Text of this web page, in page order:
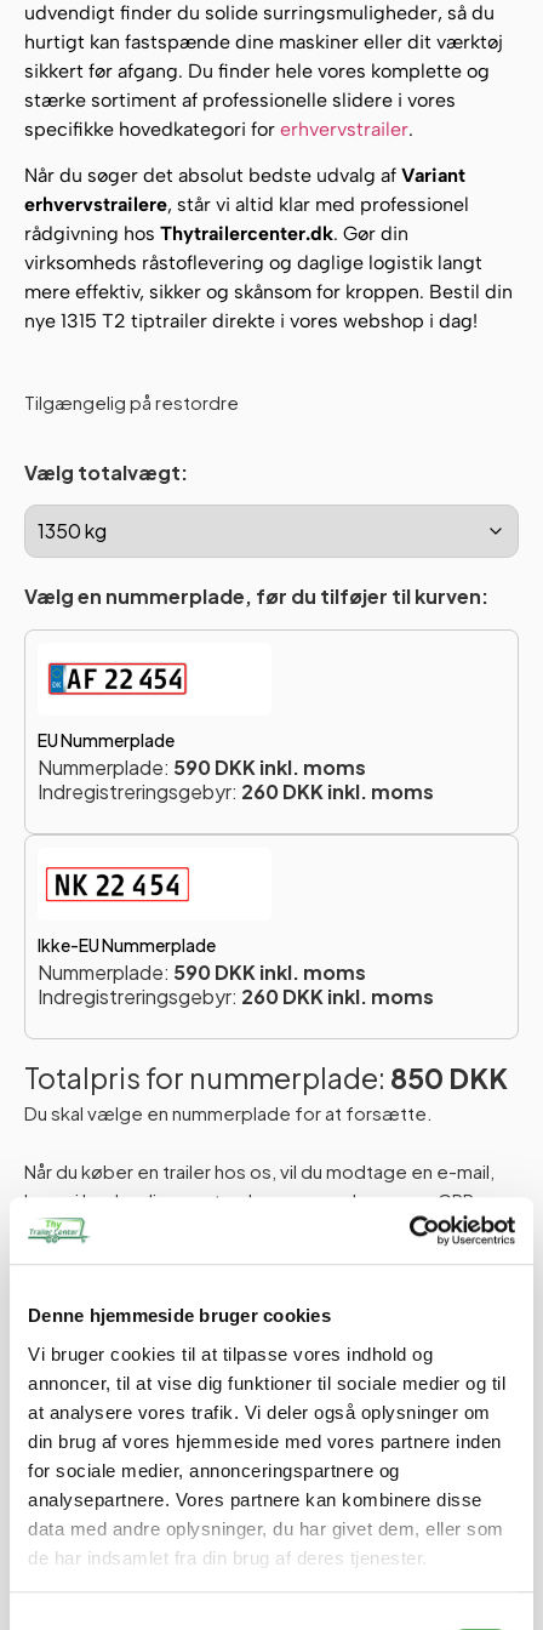
Denne hjemmeside bruger cookies
Vi bruger cookies til at tilpasse vores indhold og
annoncer, til at vise dig funktioner til sociale medier og til
at analysere vores trafik. Vi deler også oplysninger om
din brug af vores hjemmeside med vores partnere inden
for sociale medier, annonceringspartnere og
analysepartnere. Vores partnere kan kombinere disse
data med andre oplysninger, du har givet dem, eller som
de har indsamlet fra din brug af deres tjenester.
udvendigt finder du solide surringsmuligheder, så du
hurtigt kan fastspænde dine maskiner eller dit værktøj
sikkert før afgang. Du finder hele vores komplette og
stærke sortiment af professionelle slidere i vores
specifikke hovedkategori for erhvervstrailer.
Når du søger det absolut bedste udvalg af Variant
erhvervstrailere, står vi altid klar med professionel
rådgivning hos Thytrailercenter.dk. Gør din
virksomheds råstoflevering og daglige logistik langt
mere effektiv, sikker og skånsom for kroppen. Bestil din
nye 1315 T2 tiptrailer direkte i vores webshop i dag!
Tilgængelig på restordre
Vælg totalvægt:
Vælg en nummerplade, før du tilføjer til kurven:
EU Nummerplade
Nummerplade: 590 DKK inkl. moms
Indregistreringsgebyr: 260 DKK inkl. moms
Ikke-EU Nummerplade
Nummerplade: 590 DKK inkl. moms
Indregistreringsgebyr: 260 DKK inkl. moms
Totalpris for nummerplade: 850 DKK
Du skal vælge en nummerplade for at forsætte.
Når du køber en trailer hos os, vil du modtage en e-mail,
hvor vi beder dig om at oplyse navn, adresse og CPR-
nummer. Disse oplysninger er nødvendige for at kunne
indregistrere din trailer korrekt. Du skal blot besvare e-
Hvis du har spørgsmål, er du naturligvis altid velkommen til
at kontakte os.
Tilføj til kurv